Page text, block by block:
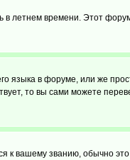
летнем времени. Этот
языка в форуме, или же
то вы сами можете
к вашему званию, обычно